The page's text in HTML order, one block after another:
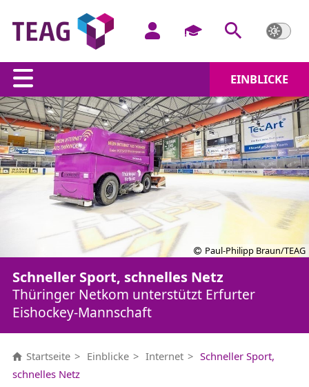
EINBLICKE
Paul-Philipp Braun/TEAG
Schneller Sport, schnelles Netz
Thüringer Netkom unterstützt Erfurter
Eishockey-Mannschaft
Startseite Einblicke Internet
Schneller Sport,
schnelles Netz